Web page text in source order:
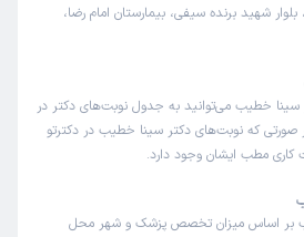
شهید برنده سیفی، بیمارستان امام رضا،
سینا خطیب می‌توانید به جدول نوبت‌های دکتر در
که نوبت‌های دکتر سینا خطیب در دکترتو
کاری مطب ایشان وجود دارد.
بر اساس میزان تخصص پزشک و شهر محل